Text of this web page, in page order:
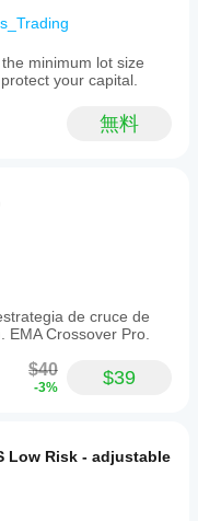
minimum lot size
your capital.
無料
de cruce de
EMA Crossover Pro.
$40
-3% $39